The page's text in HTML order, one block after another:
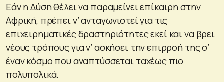
Εάν η Δύση θέλει να παραμείνει επίκαιρη στην
Αφρική, πρέπει ν’ ανταγωνιστεί για τις
επιχειρηματικές δραστηριότητες εκεί και να βρει
νέους τρόπους για ν’ ασκήσει την επιρροή της σ’
έναν κόσμο που αναπτύσσεται ταχέως πιο
πολυπολικά.